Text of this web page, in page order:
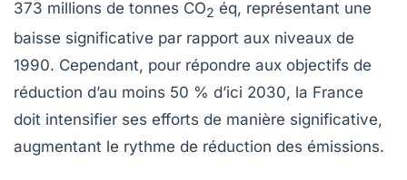
373 millions de tonnes CO2 éq, représentant une
baisse significative par rapport aux niveaux de
1990. Cependant, pour répondre aux objectifs de
réduction d’au moins 50 % d’ici 2030, la France
doit intensifier ses efforts de manière significative,
augmentant le rythme de réduction des émissions.